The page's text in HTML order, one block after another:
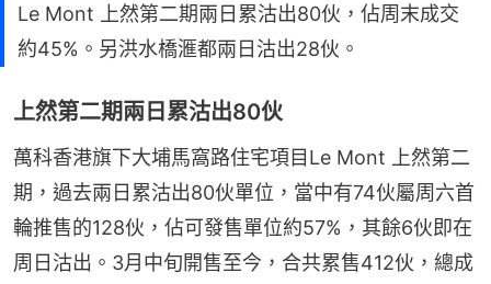
Le Mont 上然第二期兩日累沽出80伙，佔周末成交
約45%。另洪水橋滙都兩日沽出28伙。
上然第二期兩日累沽出80伙
萬科香港旗下大埔馬窩路住宅項目Le Mont 上然第二
期，過去兩日累沽出80伙單位，當中有74伙屬周六首
輪推售的128伙，佔可發售單位約57%，其餘6伙即在
周日沽出。3月中旬開售至今，合共累售412伙，總成